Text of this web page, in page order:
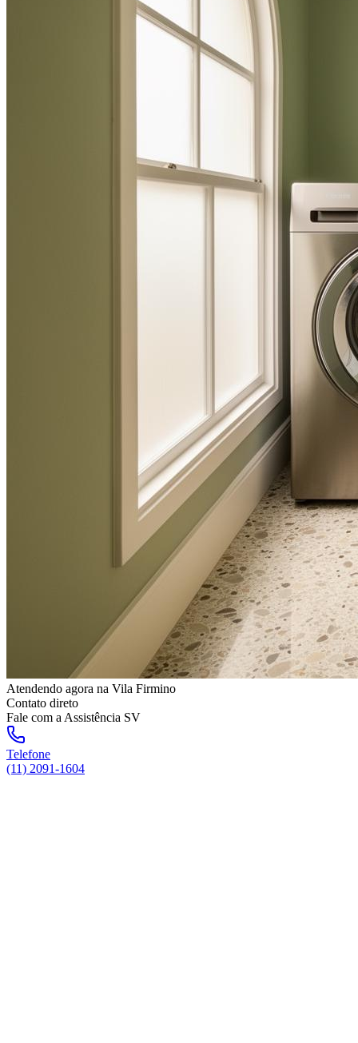
Atendendo agora na Vila Firmino
Contato direto
Fale com a Assistência SV
Telefone
(11) 2091-1604